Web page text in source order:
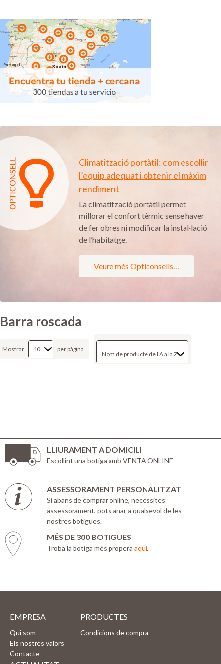
Climatització portàtil: com escollir
l’equip adequat i obtenir el màxim
rendiment
La climatització portàtil permet
millorar el confort tèrmic sense haver
de fer obres ni modificar la instal·lació
de l’habitatge.
Veure més Opticonsells…
Barra roscada
Mostrar per pàgina
LLIURAMENT A DOMICILI
Escollint una botiga amb VENTA ONLINE
ASSESSORAMENT PERSONALITZAT
Si abans de comprar online, necessites
assessorament, pots anar a qualsevol de les
nostres botigues.
MÉS DE 300 BOTIGUES
Troba la botiga més propera aquí.
EMPRESA
Qui som
Els nostres valors
Contacte
PRODUCTES
Condicions de compra